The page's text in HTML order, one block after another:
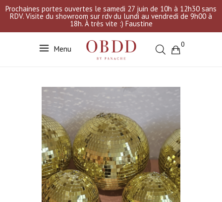
Prochaines portes ouvertes le samedi 27 juin de 10h à 12h30 sans
RDV. Visite du showroom sur rdv du lundi au vendredi de 9h00 à
18h. À très vite :) Faustine
Menu
0